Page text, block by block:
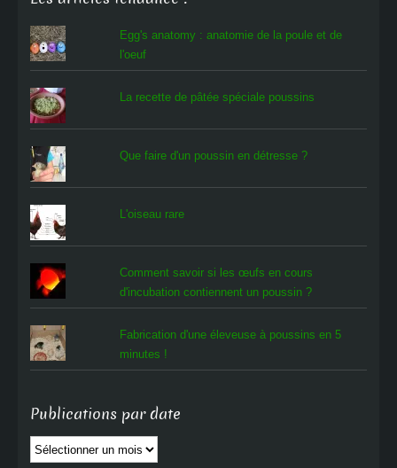
Egg's anatomy : anatomie de la poule et de
l'oeuf
La recette de pâtée spéciale poussins
Que faire d'un poussin en détresse ?
L'oiseau rare
Comment savoir si les œufs en cours
d'incubation contiennent un poussin ?
Fabrication d'une éleveuse à poussins en 5
minutes !
Publications par date
Publications
par